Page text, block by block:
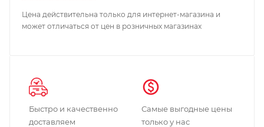
Цена действительна только для интернет-магазина и
может отличаться от цен в розничных магазинах
Быстро и качественно
доставляем
Самые выгодные цены
только у нас